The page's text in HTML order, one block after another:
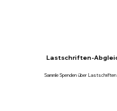
Lastschriften-
Sammle Spenden über Lastschriften